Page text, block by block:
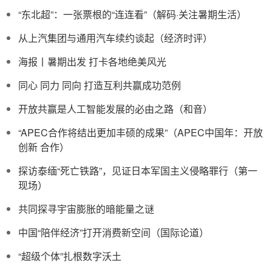
“东北超”：一张票根的“连连看”（解码·关注暑期生活）
从上汽集团与通用汽车续约谈起（经济时评）
海报丨暑期出发 打卡各地绝美风光
同心 同力 同向 打造互利共赢成功范例
开放共赢是人工智能发展的必由之路（和音）
“APEC合作将结出更加丰硕的成果”（APEC中国年：开放
创新 合作）
探访泰缅“死亡铁路”，见证日本军国主义侵略罪行（第一
现场）
共同探寻宇宙膨胀的暗能量之谜
中国“陪伴经济”打开消费新空间（国际论道）
“超级个体”扎根数字沃土